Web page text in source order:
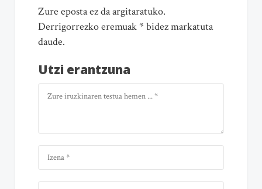
Zure eposta ez da argitaratuko.
Derrigorrezko eremuak * bidez markatuta
daude.
Utzi erantzuna